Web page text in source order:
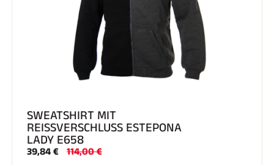
SWEATSHIRT MIT
REISSVERSCHLUSS ESTEPONA
LADY E658
39,84 € 114,00 €